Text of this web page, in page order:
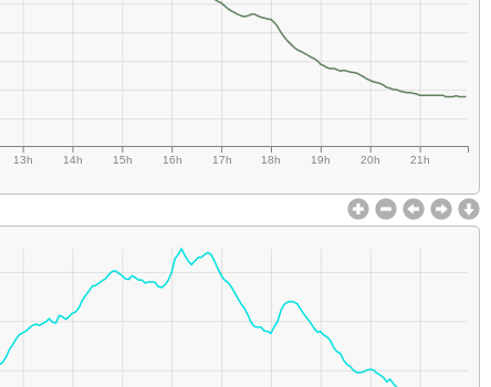
13h 14h 15h 16h 17h 18h 19h 20h 21h